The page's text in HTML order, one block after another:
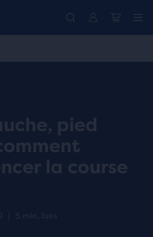
Amp est là - Acheter Femme Homme
Cascadia - Acheter maintenant
sur les achats de plus de CHF 100